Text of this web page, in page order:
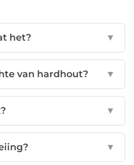
het? ▼
van hardhout? ▼
▼
▼